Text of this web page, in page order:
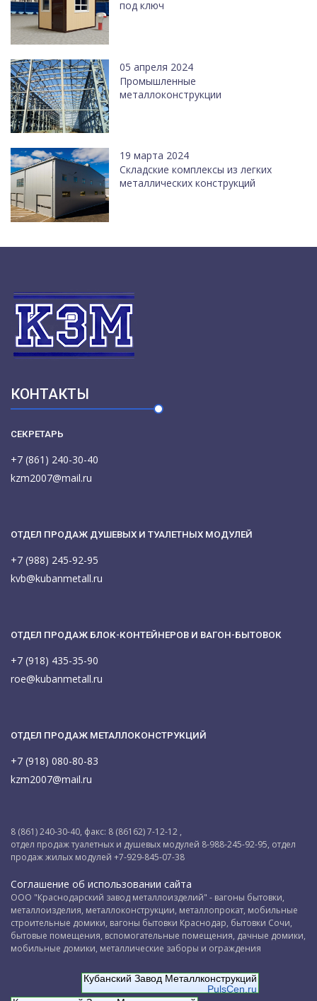
под ключ
05 апреля 2024
Промышленные
металлоконструкции
19 марта 2024
Cкладские комплексы из легких
металлических конструкций
КОНТАКТЫ
СЕКРЕТАРЬ
+7 (861) 240-30-40
kzm2007@mail.ru
ОТДЕЛ ПРОДАЖ ДУШЕВЫХ И ТУАЛЕТНЫХ МОДУЛЕЙ
+7 (988) 245-92-95
kvb@kubanmetall.ru
ОТДЕЛ ПРОДАЖ БЛОК-КОНТЕЙНЕРОВ И ВАГОН-БЫТОВОК
+7 (918) 435-35-90
roe@kubanmetall.ru
ОТДЕЛ ПРОДАЖ МЕТАЛЛОКОНСТРУКЦИЙ
+7 (918) 080-80-83
kzm2007@mail.ru
8 (861) 240-30-40, факс: 8 (86162) 7-12-12 ,
отдел продаж туалетных и душевых модулей 8-988-245-92-95, отдел
продаж жилых модулей +7-929-845-07-38
Соглашение об использовании сайта
ООО "Краснодарский завод металлоизделий" - вагоны бытовки,
металлоизделия, металлоконструкции, металлопрокат, мобильные
строительные домики, вагоны бытовки Краснодар, бытовки Сочи,
бытовые помещения, вспомогательные помещения, дачные домики,
мобильные домики, металлические заборы и ограждения
Кубанский Завод Металлконструкций
PulsCen.ru